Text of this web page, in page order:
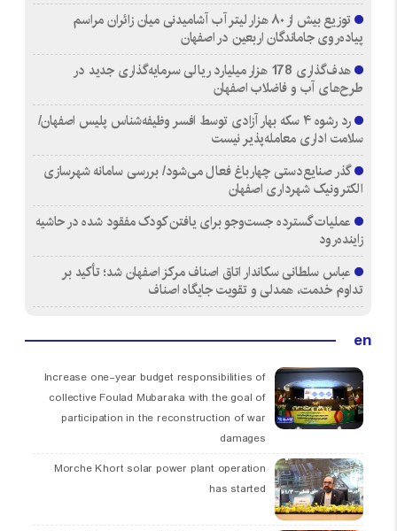
توزیع بیش از ۸۰ هزار لیتر آب آشامیدنی میان زائران مراسم
پیاده‌روی جاماندگان اربعین در اصفهان
هدف‌گذاری 178 هزار میلیارد ریالی سرمایه‌گذاری جدید در
طرح‌های آب و فاضلاب اصفهان
رد رشوه ۴ سکه بهار آزادی توسط افسر وظیفه‌شناس پلیس اصفهان/
سلامت اداری معامله‌پذیر نیست
گذر صنایع‌دستی چهارباغ فعال می‌شود/ بررسی سامانه شهرسازی
الکترونیک شهرداری اصفهان
عملیات گسترده جست‌وجو برای یافتن کودک مفقود شده در حاشیه
زاینده‌رود
عباس سلطانی سکاندار اتاق اصناف مرکز اصفهان شد؛ تأکید بر
تداوم خدمت، همدلی و تقویت جایگاه اصناف
en
Increase one-year budget responsibilities of
collective Foulad Mubaraka with the goal of
participation in the reconstruction of war
damages
Morche Khort solar power plant operation
has started